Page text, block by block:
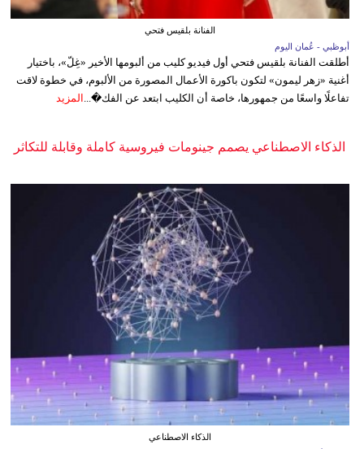
الفنانة بلقيس فتحي
أبوظبي - عُمان اليوم
أطلقت الفنانة بلقيس فتحي أول فيديو كليب من ألبومها الأخير «غِلّ»، باختيار
أغنية «زهر ليمون» لتكون باكورة الأعمال المصورة من الألبوم، في خطوة لاقت
تفاعلًا واسعًا من جمهورها، خاصة أن الكليب ابتعد عن الفك�... المزيد
الذكاء الاصطناعي يصمم جينومات فيروسية كاملة وقابلة للتكاثر
الذكاء الاصطناعي